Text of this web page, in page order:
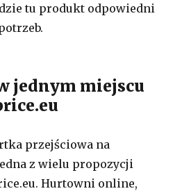
tu produkt odpowiedni
jednym miejscu
przejściowa na
z wielu propozycji
Hurtowni online,